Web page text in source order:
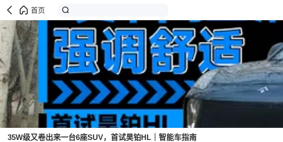
首页
35W级又卷出来一台6座SUV，首试昊铂HL｜智能车指南